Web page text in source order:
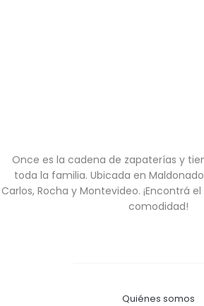
Once es la cadena de zapaterías y
toda la familia. Ubicada en
Carlos, Rocha y Montevideo. ¡Encontrá
comodidad!
Quiénes somos